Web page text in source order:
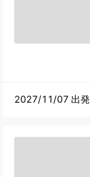
2027/11/07 出発